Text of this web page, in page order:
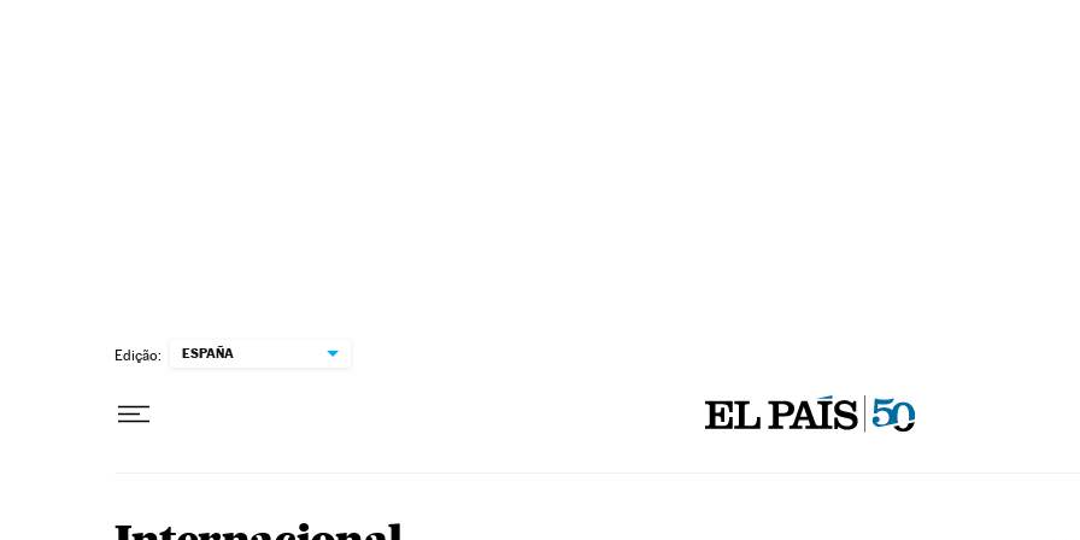
Edição: ESPAÑA